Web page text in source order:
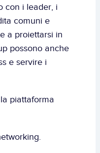
con i leader, i
comuni e
a proiettarsi in
possono anche
e servire i
piattaforma